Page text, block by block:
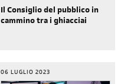
Il Consiglio del pubblico in
cammino tra i ghiacciai
06 LUGLIO 2023